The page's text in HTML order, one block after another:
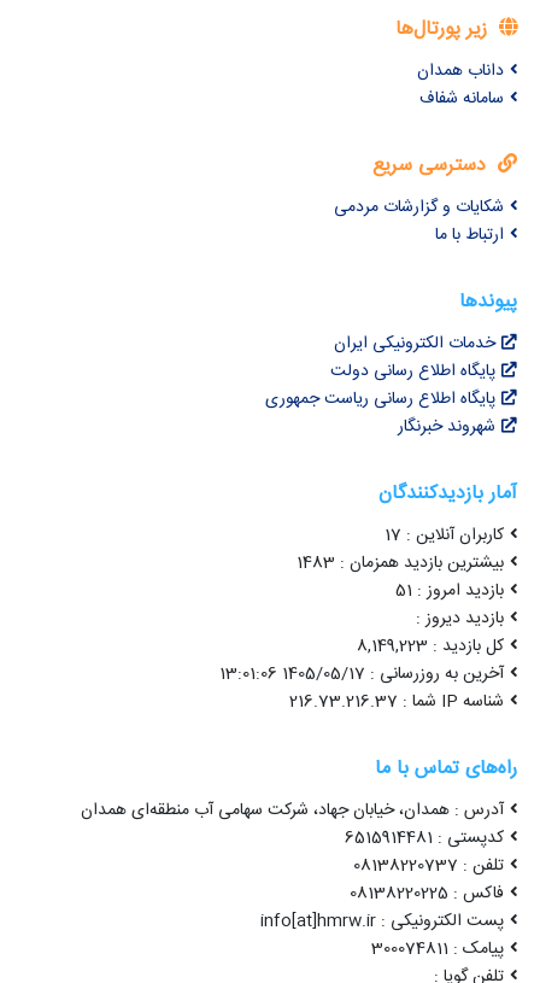
زیر پورتال‌ها
داناب همدان
سامانه شفاف
دسترسی سریع
شکایات و گزارشات مردمی
ارتباط با ما
پیوندها
خدمات الکترونیکی ایران
پایگاه اطلاع رسانی دولت
پایگاه اطلاع رسانی ریاست جمهوری
شهروند خبرنگار
آمار بازدیدکنندگان
کاربران آنلاین : 17
بیشترین بازدید همزمان : 1483
بازدید امروز : 51
بازدید دیروز :
کل بازدید : 8,149,223
آخرین به روزرسانی : 1405/05/17 13:01:06
شناسه IP شما : 216.73.216.37
راه‌های تماس با ما
آدرس : همدان، خیابان جهاد، شرکت سهامی آب منطقه‌ای همدان
کدپستی : 6515914481
تلفن : 08138220737
فاکس : 08138220225
پست الکترونیکی : info[at]hmrw.ir
پیامک : 300074811